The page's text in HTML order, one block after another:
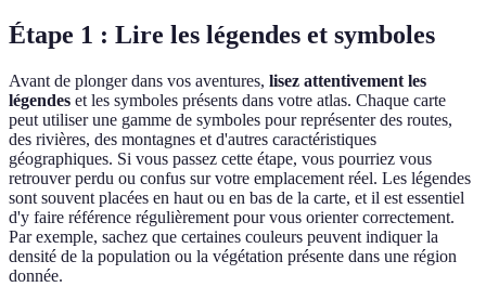
Étape 1 : Lire les légendes et symboles
Avant de plonger dans vos aventures, lisez attentivement les
légendes et les symboles présents dans votre atlas. Chaque carte
peut utiliser une gamme de symboles pour représenter des routes,
des rivières, des montagnes et d'autres caractéristiques
géographiques. Si vous passez cette étape, vous pourriez vous
retrouver perdu ou confus sur votre emplacement réel. Les légendes
sont souvent placées en haut ou en bas de la carte, et il est essentiel
d'y faire référence régulièrement pour vous orienter correctement.
Par exemple, sachez que certaines couleurs peuvent indiquer la
densité de la population ou la végétation présente dans une région
donnée.